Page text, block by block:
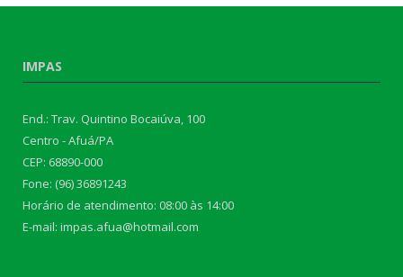
IMPAS
End.: Trav. Quintino Bocaiúva, 100
Centro - Afuá/PA
CEP: 68890-000
Fone: (96) 36891243
Horário de atendimento: 08:00 às 14:00
E-mail: impas.afua@hotmail.com